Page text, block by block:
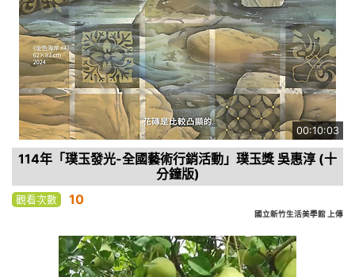
00:10:03
114年「璞玉發光-全國藝術行銷活動」璞玉獎 吳惠淳 (十
分鐘版)
觀看次數 10
國立新竹生活美學館 上傳